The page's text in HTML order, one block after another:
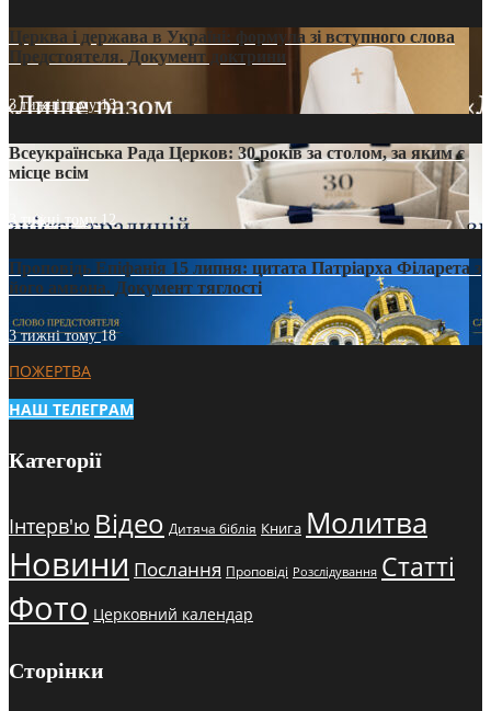
Церква і держава в Україні: формула зі вступного слова
Предстоятеля. Документ доктрини
3 тижні тому13
Всеукраїнська Рада Церков: 30 років за столом, за яким є
місце всім
3 тижні тому12
Проповідь Епіфанія 15 липня: цитата Патріарха Філарета з
його амвона. Документ тяглості
3 тижні тому18
ПОЖЕРТВА
НАШ ТЕЛЕГРАМ
Категорії
Інтерв'ю Відео Дитяча біблія Книга Молитва
Новини Послання Проповіді Розслідування Статті
Фото Церковний календар
Сторінки